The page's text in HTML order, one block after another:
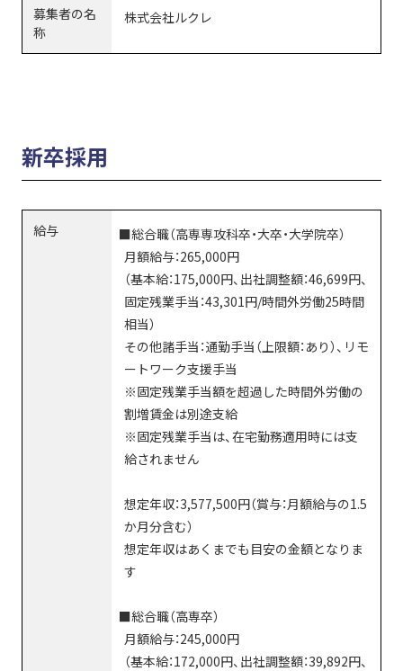
募集者の名
称
株式会社ルクレ
新卒採用
給与
■総合職（高専専攻科卒・大卒・大学院卒）
月額給与：265,000円
（基本給：175,000円、出社調整額：46,699円、
固定残業手当：43,301円/時間外労働25時間
相当）
その他諸手当：通勤手当（上限額：あり）、リモ
ートワーク支援手当
※固定残業手当額を超過した時間外労働の
割増賃金は別途支給
※固定残業手当は、在宅勤務適用時には支
給されません
想定年収：3,577,500円（賞与：月額給与の1.5
か月分含む）
想定年収はあくまでも目安の金額となりま
す
■総合職（高専卒）
月額給与：245,000円
（基本給：172,000円、出社調整額：39,892円、